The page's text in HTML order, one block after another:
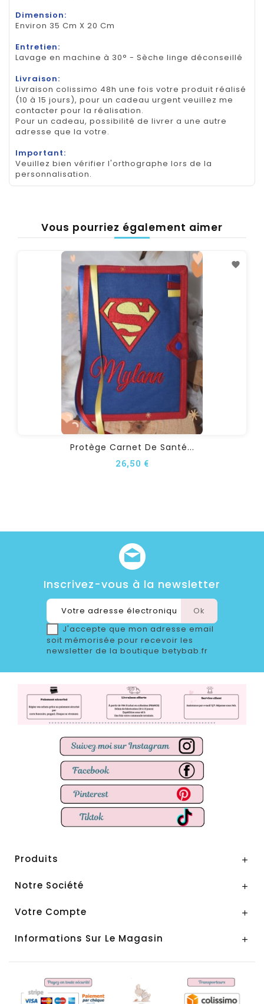
Dimension:
Environ 35 Cm X 20 Cm
Entretien:
Lavage en machine à 30° - Sèche linge déconseillé
Livraison:
Livraison colissimo 48h une fois votre produit réalisé
(10 à 15 jours), pour un cadeau urgent veuillez me
contacter pour la réalisation.
Pour un cadeau, possibilité de livrer a une autre
adresse que la votre.
Important:
Veuillez bien vérifier l'orthographe lors de la
personnalisation.
Vous pourriez également aimer
Protège Carnet De Santé...
26,50 €
Inscrivez-vous à la newsletter
J'accepte que mon adresse email
soit mémorisée pour recevoir les
newsletter de la boutique betybab.fr
Produits 
Notre Société 
Votre Compte 
Informations Sur Le Magasin 